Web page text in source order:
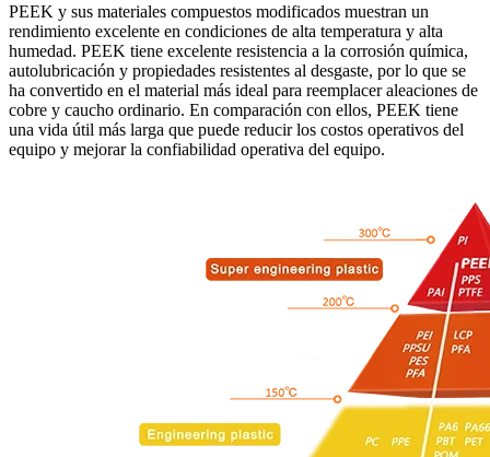
PEEK y sus materiales compuestos modificados muestran un
rendimiento excelente en condiciones de alta temperatura y alta
humedad. PEEK tiene excelente resistencia a la corrosión química,
autolubricación y propiedades resistentes al desgaste, por lo que se
ha convertido en el material más ideal para reemplacer aleaciones de
cobre y caucho ordinario. En comparación con ellos, PEEK tiene
una vida útil más larga que puede reducir los costos operativos del
equipo y mejorar la confiabilidad operativa del equipo.